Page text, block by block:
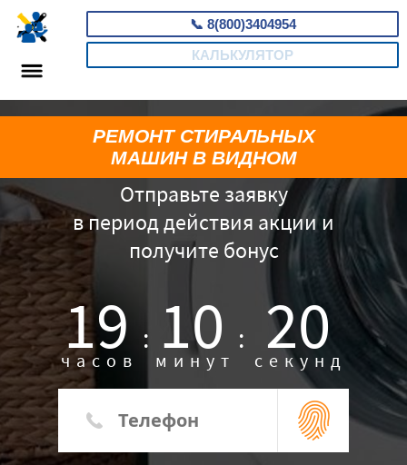
📞 8(800)3404954
КАЛЬКУЛЯТОР
Отправьте заявку
в период действия акции и
получите бонус
19 :
часов 10 :
минут 19
секунд
РЕМОНТ СТИРАЛЬНЫХ
МАШИН В ВИДНОМ